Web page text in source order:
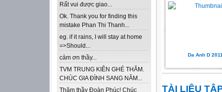
Rất vui được giao...
Ok. Thank you for finding this
mistake Phan Thi Thanh...
eg. if it rains, I will stay at home
=>Should...
cảm ơn thầy...
TVM TRUNG KIÊN GHÉ THĂM.
CHÚC GIA ĐÌNH SANG NĂM...
Thăm thầy Đoàn Phúc! Chúc
Da Anh D
TÀI LIỆU